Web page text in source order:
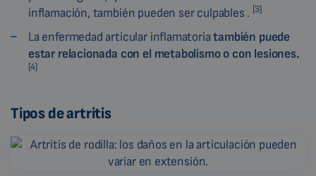
inflamación, también pueden ser culpables . [3]
La enfermedad articular inflamatoriatambién puede
estar relacionada con el metabolismo o con lesiones.
[4]
Tipos de artritis